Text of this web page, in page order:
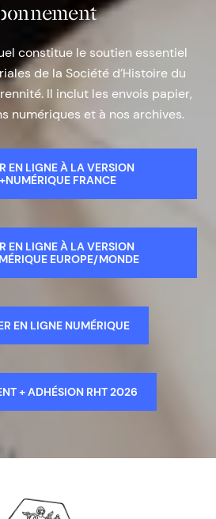
constitue le soutien essentiel
de la Société d’Histoire du
Il inclut les envois papier,
numériques et à nos archives.
EN LIGNE À LA VERSION
FRANCE
EN LIGNE À LA VERSION
EUROPE/MONDE
EN LIGNE NUMÉRIQUE
+ ADHÉSION RHT 2026